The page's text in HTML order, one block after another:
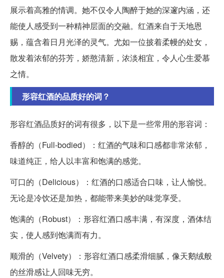
展示着高雅的情调。她不仅令人陶醉于她的深邃内涵，还
能使人感受到一种精神层面的交融。红酒来自于天地恩
赐，蕴含着日月光泽的灵气。尤如一位披着柔幔的处女，
散发着浓郁的芬芳，娇憨清新，浓淡相宜，令人心生爱慕
之情。
形容红酒的品质好的词？
形容红酒品质好的词有很多，以下是一些常用的形容词：
香醇的（Full-bodied）：红酒的气味和口感都非常浓郁，
味道纯正，给人以丰富和饱满的感觉。
可口的（Delicious）：红酒的口感适合口味，让人愉悦。
无论是冷饮还是加热，都能带来美妙的味觉享受。
饱满的（Robust）：形容红酒口感丰满，有深度，酒体结
实，使人感到饱满而有力。
顺滑的（Velvety）：形容红酒口感柔滑细腻，像天鹅绒般
的丝滑感让人回味无穷。